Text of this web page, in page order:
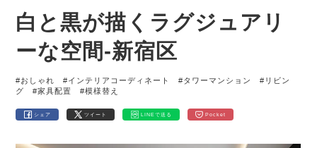
白と黒が描くラグジュアリ
ーな空間-新宿区
#おしゃれ #インテリアコーディネート #タワーマンション
#リビン
グ
#家具配置 #模様替え
シェア ツイート LINEで送る Pocket